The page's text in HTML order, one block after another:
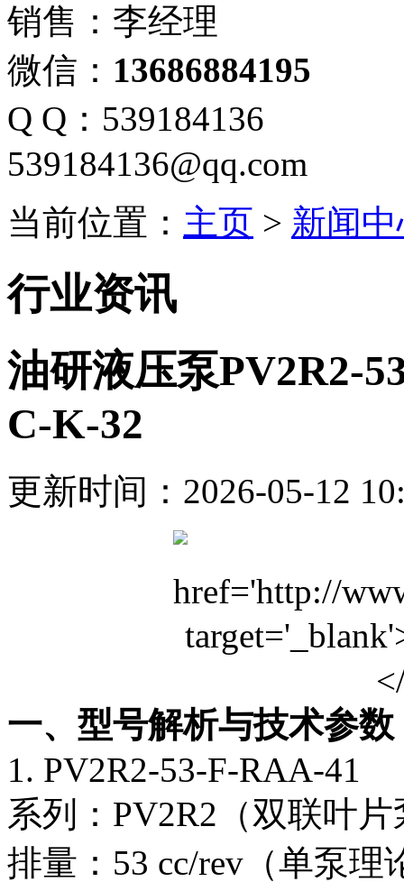
销售：李经理
微信： 13686884195
Q Q：539184136
539184136@qq.com
当前位置： 主页 > 新闻
行业资讯
油研液压泵PV2R2-
C-K-32
更新时间：2026-05-12
一、型号解析与技术参数
1. PV2R2-53-F-RAA-41
系列：PV2R2（双联叶
排量：53 cc/rev（单泵